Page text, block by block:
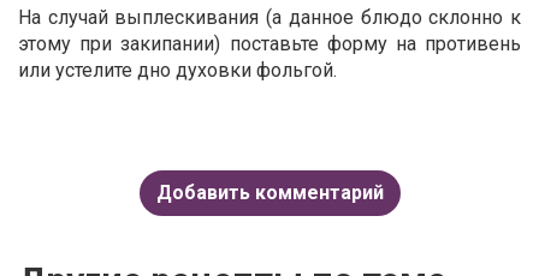
На случай выплескивания (а данное блюдо склонно к
этому при закипании) поставьте форму на противень
или устелите дно духовки фольгой.
Добавить комментарий